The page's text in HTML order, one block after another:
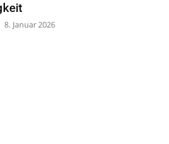
8. Januar 2026